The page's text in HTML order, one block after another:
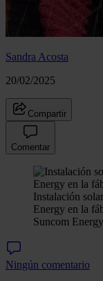
Sandra Acosta
20/02/2025
Compartir
Comentar
Instalación
Energy en la
Suncom Energy
Ningún comentario